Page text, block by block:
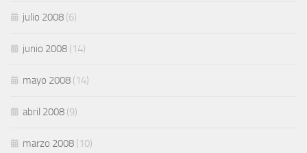
julio 2008 (6)
junio 2008 (14)
mayo 2008 (14)
abril 2008 (9)
marzo 2008 (10)